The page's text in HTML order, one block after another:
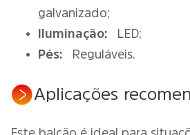
galvanizado;
Iluminação:
LED;
Pés:
Reguláveis.
Aplicações